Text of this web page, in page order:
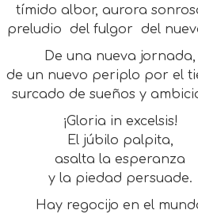
tímido albor, aurora
preludio
del fulgor
del
De una nueva jornada,
de un nuevo periplo por el
surcado de sueños y
¡Gloria in excelsis!
El júbilo palpita,
asalta la esperanza
y la piedad persuade.
Hay regocijo en el